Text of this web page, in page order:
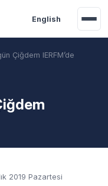
English
Çiğdem IERFM’de
2019 Pazartesi